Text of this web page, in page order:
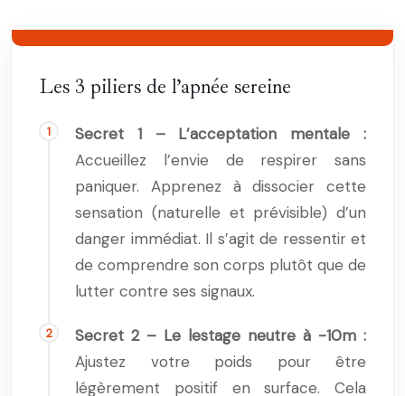
Les 3 piliers de l’apnée sereine
Secret 1 – L’acceptation mentale :
Accueillez l’envie de respirer sans
paniquer. Apprenez à dissocier cette
sensation (naturelle et prévisible) d’un
danger immédiat. Il s’agit de ressentir et
de comprendre son corps plutôt que de
lutter contre ses signaux.
Secret 2 – Le lestage neutre à -10m :
Ajustez votre poids pour être
légèrement positif en surface. Cela